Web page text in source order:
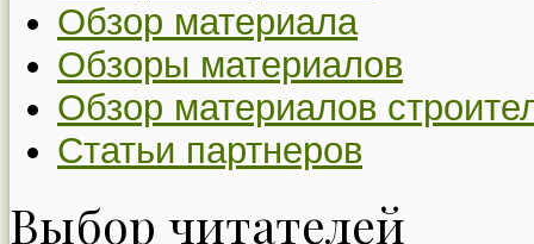
Обзор материала
Обзоры материалов
Обзор материалов
Статьи партнеров
Выбор читателей